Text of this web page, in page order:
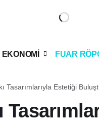
EKONOMİ FUAR
Tasarımlarıyla Estetiği